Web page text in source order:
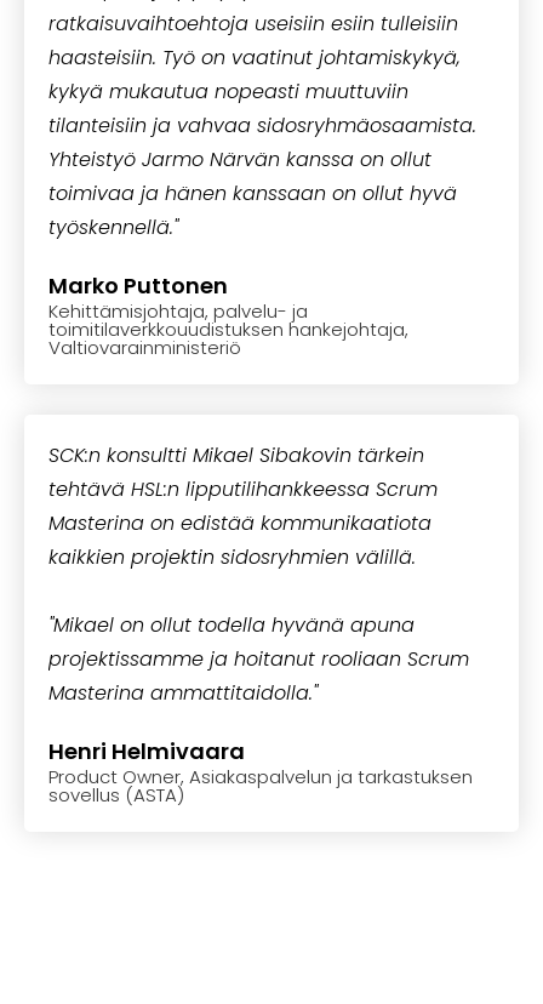
ratkaisuvaihtoehtoja useisiin esiin tulleisiin
haasteisiin. Työ on vaatinut johtamiskykyä,
kykyä mukautua nopeasti muuttuviin
tilanteisiin ja vahvaa sidosryhmäosaamista.
Yhteistyö Jarmo Närvän kanssa on ollut
toimivaa ja hänen kanssaan on ollut hyvä
työskennellä."
Marko Puttonen
Kehittämisjohtaja, palvelu- ja
toimitilaverkkouudistuksen hankejohtaja,
Valtiovarainministeriö
SCK:n konsultti Mikael Sibakovin tärkein
tehtävä HSL:n lipputilihankkeessa Scrum
Masterina on edistää kommunikaatiota
kaikkien projektin sidosryhmien välillä.
"Mikael on ollut todella hyvänä apuna
projektissamme ja hoitanut rooliaan Scrum
Masterina ammattitaidolla."
Henri Helmivaara
Product Owner, Asiakaspalvelun ja tarkastuksen
sovellus (ASTA)